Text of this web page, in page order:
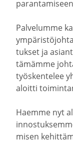
Palve­lumme
tukset ja
tä­mämme
työsken­telee
aloitti
Haemme nyt
misen